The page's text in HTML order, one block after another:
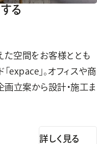
る
た空間をお客様ととも
expace」。オフィスや商
画立案から設計・施工ま
詳しく見る